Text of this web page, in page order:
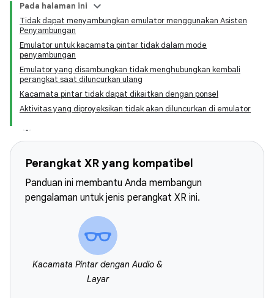
Pada halaman ini
Tidak dapat menyambungkan emulator menggunakan Asisten
Penyambungan
Emulator untuk kacamata pintar tidak dalam mode
penyambungan
Emulator yang disambungkan tidak menghubungkan kembali
perangkat saat diluncurkan ulang
Kacamata pintar tidak dapat dikaitkan dengan ponsel
Aktivitas yang diproyeksikan tidak akan diluncurkan di emulator
Perangkat XR yang kompatibel
Panduan ini membantu Anda membangun
pengalaman untuk jenis perangkat XR ini.
Kacamata Pintar dengan Audio &
Layar